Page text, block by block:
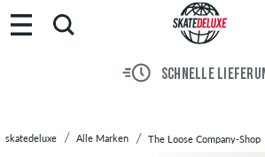
Marken
Skateboards
Sale
SCHNELLE
skatedeluxe Alle Marken The Loose Company-Shop